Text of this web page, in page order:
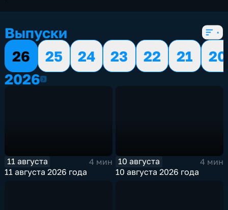
Выпуски
26
25 24 23 22 21
20
20262026
11 августа
4 мин
11 августа 2026 года
10 августа
4 мин
10 августа 2026 года